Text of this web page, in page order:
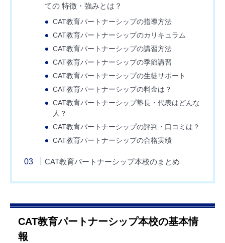
ての 特徴・強みとは？
CAT教育パートナーシップの指導方法
CAT教育パートナーシップのカリキュラム
CAT教育パートナーシップの講習方法
CAT教育パートナーシップの季節講習
CAT教育パートナーシップの生徒サポート
CAT教育パートナーシップの料金は？
CAT教育パートナーシップ塾長・代表はどんな
人？
CAT教育パートナーシップの評判・口コミは？
CAT教育パートナーシップの合格実績
CAT教育パートナーシップ本校のまとめ
CAT教育パートナーシップ本校の基本情
報